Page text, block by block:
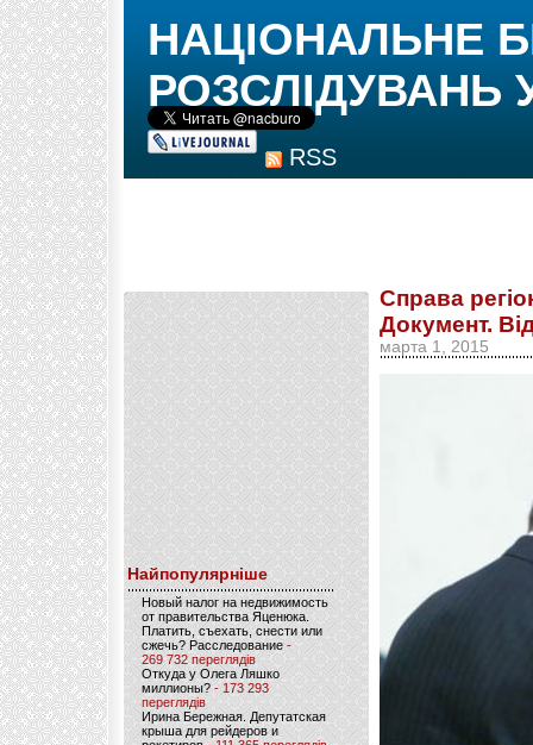
RSS
НАЦІОНАЛЬНЕ
РОЗСЛІДУВАНЬ
Найпопулярніше
Новый налог на недвижимость
от правительства Яценюка.
Платить, съехать, снести или
сжечь? Расследование-
269 732 переглядів
Откуда у Олега Ляшко
миллионы? - 173 293
переглядів
Ирина Бережная. Депутатская
крыша для рейдеров и
Справа
Документ.
марта 1, 2015